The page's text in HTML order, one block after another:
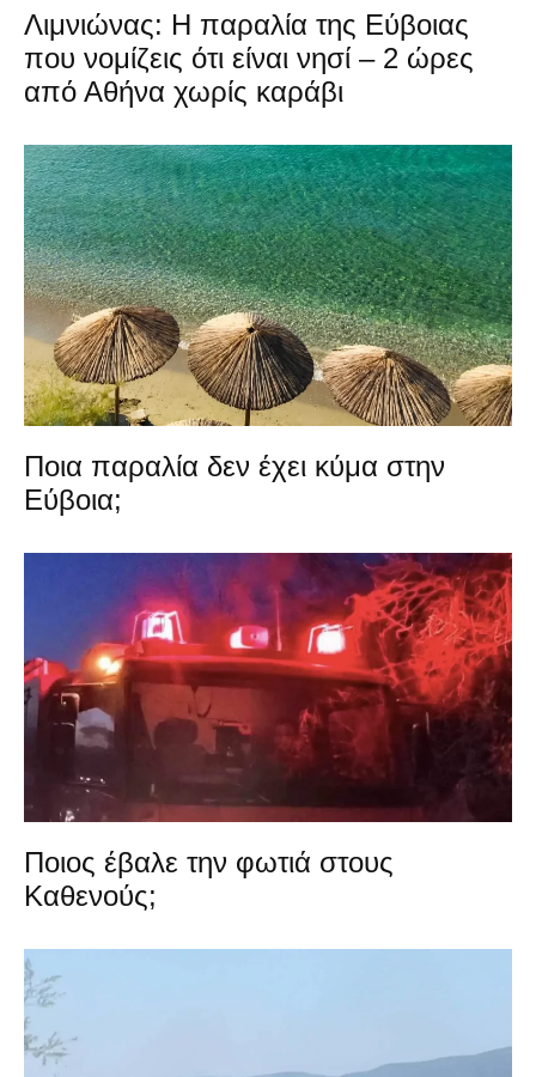
Λιμνιώνας: Η παραλία της Εύβοιας
που νομίζεις ότι είναι νησί – 2 ώρες
από Αθήνα χωρίς καράβι
Ποια παραλία δεν έχει κύμα στην
Εύβοια;
Ποιος έβαλε την φωτιά στους
Καθενούς;